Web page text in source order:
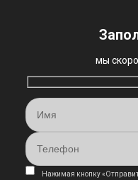
мы
Нажимая кнопку